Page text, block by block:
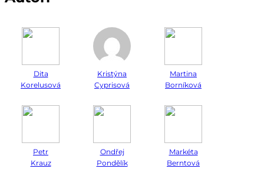
Dita
Korelusová
Kristýna
Cyprisová
Martina
Borníková
Petr
Krauz
Ondřej
Pondělík
Markéta
Berntová